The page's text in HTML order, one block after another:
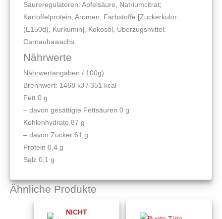
Säureregulatoren: Apfelsäure, Natriumcitrat;
Kartoffelprotein, Aromen, Farbstoffe [Zuckerkulör
(E150d), Kurkumin], Kokosöl, Überzugsmittel:
Carnaubawachs.
Nährwerte
Nährwertangaben / 100g)
Brennwert: 1468 kJ / 351 kcal
Fett 0 g
– davon gesättigte Fettsäuren 0 g
Kohlenhydrate 87 g
– davon Zucker 61 g
Protein 0,4 g
Salz 0,1 g
Ähnliche Produkte
NICHT
Preisspanne: